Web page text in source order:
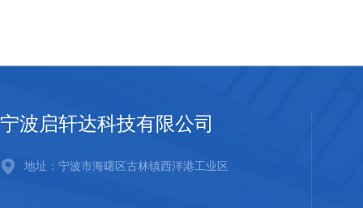
宁波启轩达科技有限公司
地址：宁波市海曙区古林镇西洋港工业区